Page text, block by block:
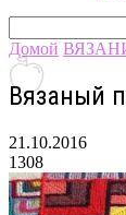
Домой
Вязаный
21.10.2016
1308